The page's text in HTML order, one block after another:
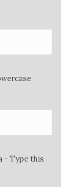
- Type this